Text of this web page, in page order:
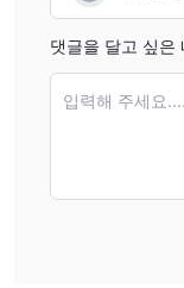
댓글을 달고 싶은
입력해 주세요....